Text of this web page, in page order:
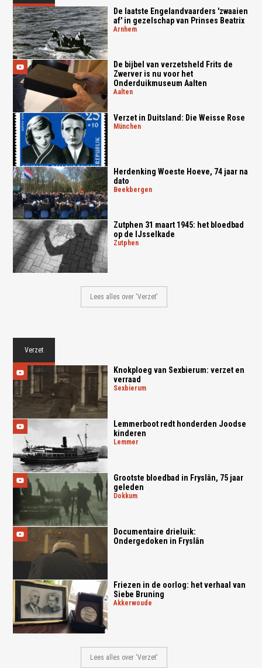
De laatste Engelandvaarders 'zwaaien
af' in gezelschap van Prinses Beatrix
arnhem
De bijbel van verzetsheld Frits de
Zwerver is nu voor het
Onderduikmuseum Aalten
aalten
Verzet in Duitsland: Die Weisse Rose
münchen
Herdenking Woeste Hoeve, 74 jaar na
dato
beekbergen
Zutphen 31 maart 1945: het bloedbad
op de IJsselkade
zutphen
Lees alles over 'Verzet'
Verzet
Knokploeg van Sexbierum: verzet en
verraad
sexbierum
Lemmerboot redt honderden Joodse
kinderen
lemmer
Grootste bloedbad in Fryslân, 75 jaar
geleden
dokkum
Documentaire drieluik:
Ondergedoken in Fryslân
Friezen in de oorlog: het verhaal van
Siebe Bruning
akkerwoude
Lees alles over 'Verzet'